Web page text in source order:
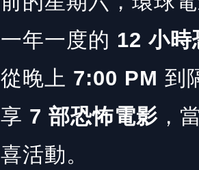
一年一度的 12 小時
從晚上 7:00 PM 到
享 7 部恐怖電影 ，
喜活動。